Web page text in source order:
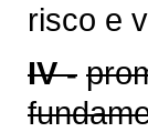
risco e
IV -